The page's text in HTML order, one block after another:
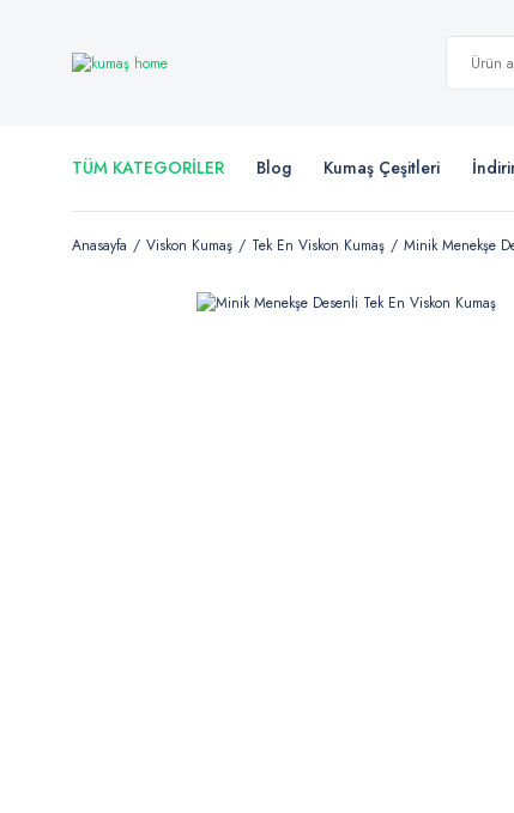
TÜM KATEGORİLER Blog Kumaş Çeşitleri
Anasayfa Viskon Kumaş Tek En Viskon Kumaş Minik Menekşe